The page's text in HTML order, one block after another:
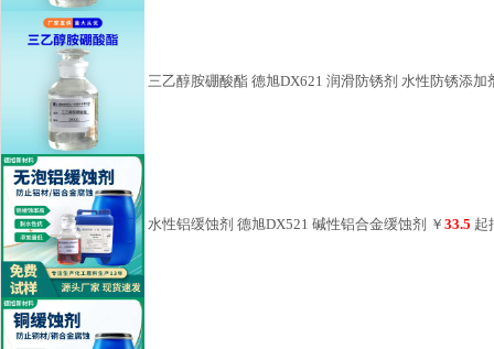
水性铝缓蚀剂 德旭DX521 碱性铝合金缓蚀剂 ￥33.5 起
铜缓蚀剂 德旭DX5863 水性涂料铜合金缓蚀剂 ￥40 起